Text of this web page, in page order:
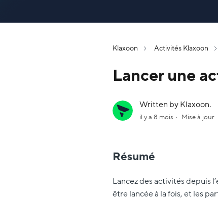
Klaxoon Activités Klaxoon
Lancer une
Written by Klaxoon.
il y a 8 mois Mise à jour
Résumé
Lancez des activités depuis
être lancée à la fois, et les